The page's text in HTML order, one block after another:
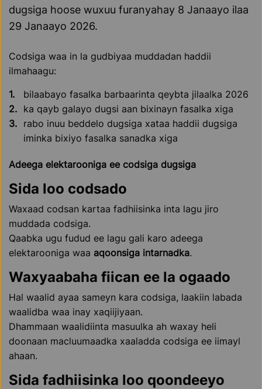
dugsiga hoose wuxuu furanyahay 8 Janaayo ilaa
29 Janaayo 2026.
Codsiga waa in la gudbiyaa muddadan haddii
ilmahaagu:
bilaabayo fasalka barbaarinta qeybta jilaalka 2026
ka qayb galayo dugsi aan bixinayn fasalka xiga
rabo inuu beddelo dugsiga xataa haddii dugsiga
iminka bixiyo fasalka sanadka xiga
Adeega elektarooniga ee codsiga dugsiga
Sida loo codsado
Waxaad codsan kartaa fadhiisinka inta lagu jiro
muddada codsiga.
Qaabka ugu fudud ee lagu gali karo adeega
elektarooniga waa aqoonsiga intarnadka.
Waxyaabaha fiican ee la ogaado
Hal waalid ayaa sameyn kara codsiga, laakiin labada
waalidba waa inay xaqiijiyaan.
Dhammaan waalidiinta masuulka ah waxay heli
doonaan macluumaadka xaaladda codsiga ee iimayl
ahaan.
Sida fadhiisinka loo qoondeeyo